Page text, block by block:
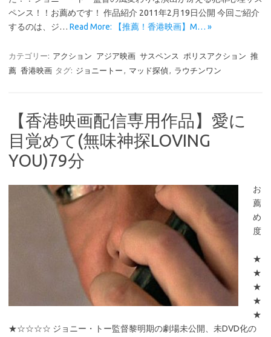
ペンス！！お薦めです！ 作品紹介 2011年2月19日公開 今回ご紹介
するのは、ジ… Read More: 【推薦！香港映画】M… »
カテゴリー: アクション アジア映画 サスペンス ポリスアクション 推
薦 香港映画 タグ: ジョニートー , マッド探偵, ラウチンワン
【香港映画配信専用作品】愛に
目覚めて(無味神探LOVING
YOU)79分
お
薦
め
度
★
★
★
★
★
★☆☆☆☆ ジョニー・トー監督黎明期の劇場未公開、未DVD化の